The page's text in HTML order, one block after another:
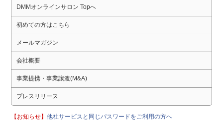
DMMオンラインサロン Topへ
初めての方はこちら
メールマガジン
会社概要
事業提携・事業譲渡(M&A)
プレスリリース
【お知らせ】他社サービスと同じパスワードをご利用の方へ